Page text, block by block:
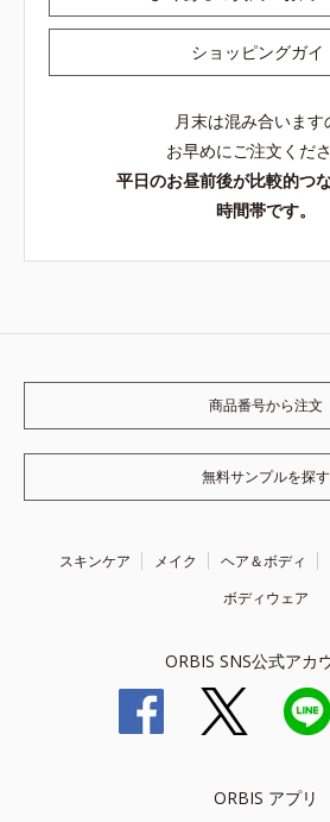
ショッピングガイ
月末は混み合います
お早めにご注文くださ
平日のお昼前後が比較的つ
時間帯です。
商品番号から注文
無料サンプルを探す
スキンケア メイク ヘア＆ボディ
ボディウェア
ORBIS SNS公式アカ
ORBIS アプリ